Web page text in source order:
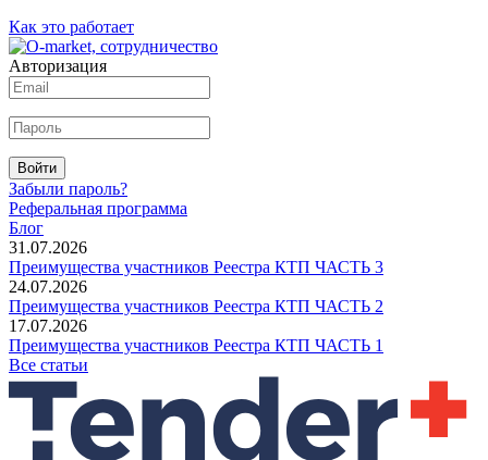
Как это работает
Авторизация
Войти
Забыли пароль?
Реферальная программа
Блог
31.07.2026
Преимущества участников Реестра КТП ЧАСТЬ 3
24.07.2026
Преимущества участников Реестра КТП ЧАСТЬ 2
17.07.2026
Преимущества участников Реестра КТП ЧАСТЬ 1
Все статьи